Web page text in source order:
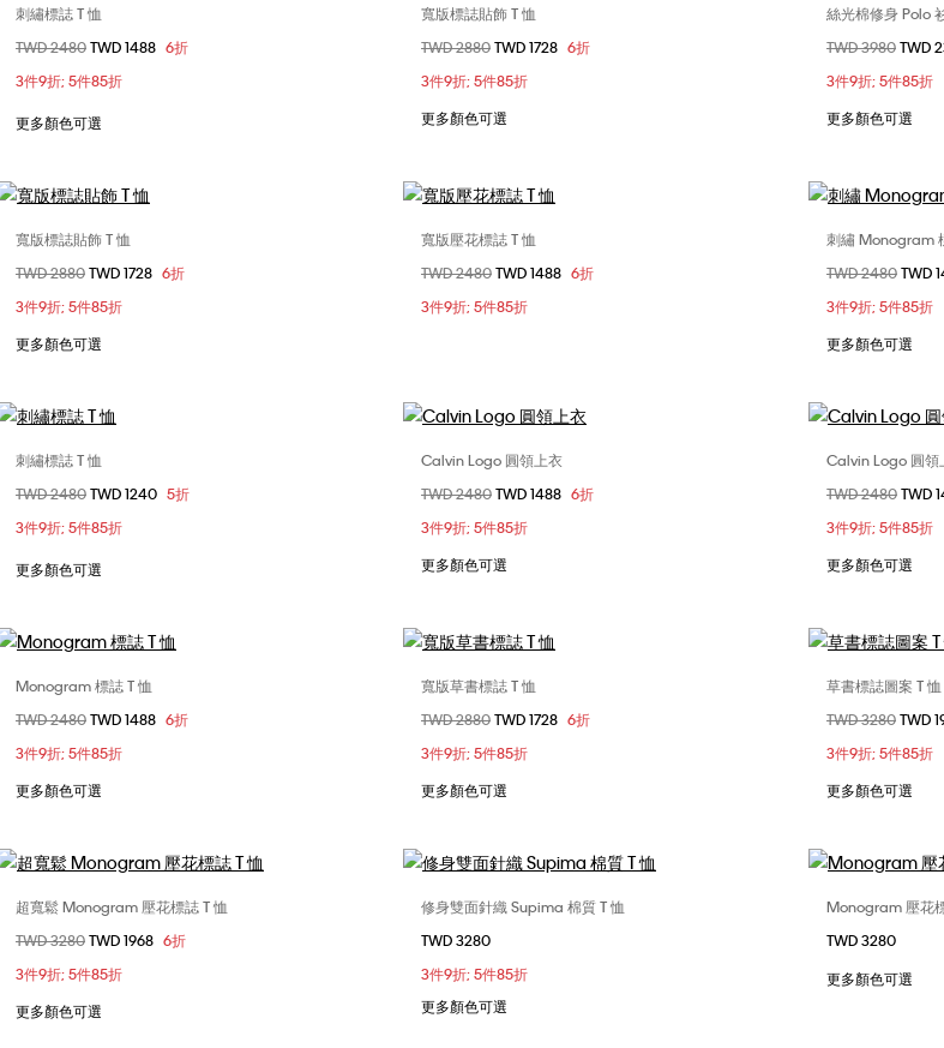
XS
S
XL
刺繡標誌 T 恤
價格扣減從
TWD 2480至
TWD 1488 6折
3件9折; 5件85折
更多顏色可選
XS
S
寬版標誌貼飾 T 恤
價格扣減從
TWD 2880至
TWD 1728 6折
3件9折; 5件85折
更多顏色可選
S
絲光棉修身 Polo
價格扣減從
TWD 3980至
TWD
3件9折; 5件85折
更多顏色可選
XS
S
寬版標誌貼飾 T 恤
價格扣減從
TWD 2880至
TWD 1728 6折
3件9折; 5件85折
更多顏色可選
XS
S
XL
寬版壓花標誌 T 恤
價格扣減從
TWD 2480至
TWD 1488 6折
3件9折; 5件85折
XS
XXL
刺繡 Monogram
價格扣減從
TWD 2480至
TWD
3件9折; 5件85折
更多顏色可選
XS
S
XL
刺繡標誌 T 恤
價格扣減從
TWD 2480至
TWD 1240 5折
3件9折; 5件85折
更多顏色可選
選擇您的尺碼
XS
S
XL
Calvin Logo 圓領上衣
價格扣減從
TWD 2480至
TWD 1488 6折
3件9折; 5件85折
更多顏色可選
XS
XXL
Calvin Logo 圓領
價格扣減從
TWD 2480至
TWD
3件9折; 5件85折
更多顏色可選
XS
S
Monogram 標誌 T 恤
價格扣減從
TWD 2480至
TWD 1488 6折
3件9折; 5件85折
更多顏色可選
XS
S
XL
寬版草書標誌 T 恤
價格扣減從
TWD 2880至
TWD 1728 6折
3件9折; 5件85折
更多顏色可選
XS
XXL
草書標誌圖案 T 恤
價格扣減從
TWD 3280至
TWD
3件9折; 5件85折
更多顏色可選
選擇您的尺碼
XXS
XS
L
超寬鬆 Monogram 壓花標誌 T 恤
價格扣減從
TWD 3280至
TWD 1968 6折
3件9折; 5件85折
更多顏色可選
選擇您的尺碼
XS
XXL
修身雙面針織 Supima 棉質 T 恤
TWD 3280
3件9折; 5件85折
更多顏色可選
XL
Monogram 壓花
TWD 3280
更多顏色可選